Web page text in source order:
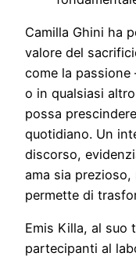
Camilla Ghini ha
valore del
come la passione
o in qualsiasi
possa
quotidiano. Un
discorso,
ama sia
permette di
Emis Killa, al suo
partecipanti al